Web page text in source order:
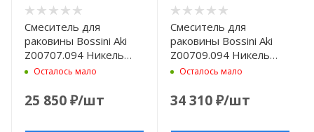
Смеситель для
раковины Bossini Aki
Z00707.094 Никель
шлифованный
Осталось мало
25 850₽/шт
Смеситель для
раковины Bossini Aki
Z00709.094 Никель
шлифованный
Осталось мало
34 310₽/шт